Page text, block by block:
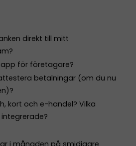
direkt till mitt
för företagare?
betalningar (om du nu
kort och e-handel? Vilka
i månaden på smidigare